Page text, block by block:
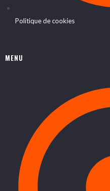
Politique de cookies
MENU